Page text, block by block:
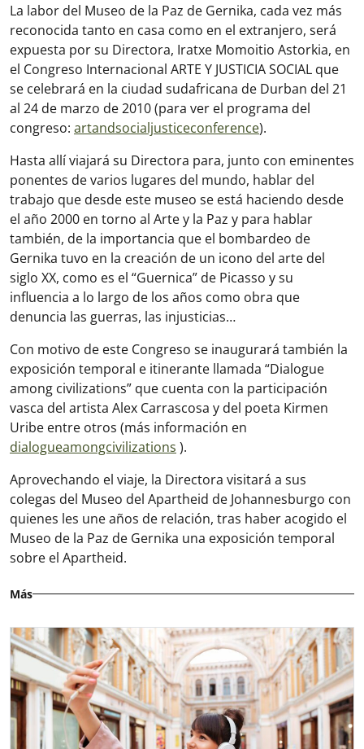
La labor del Museo de la Paz de Gernika, cada vez más
reconocida tanto en casa como en el extranjero, será
expuesta por su Directora, Iratxe Momoitio Astorkia, en
el Congreso Internacional ARTE Y JUSTICIA SOCIAL que
se celebrará en la ciudad sudafricana de Durban del 21
al 24 de marzo de 2010 (para ver el programa del
congreso: artandsocialjusticeconference).
Hasta allí viajará su Directora para, junto con eminentes
ponentes de varios lugares del mundo, hablar del
trabajo que desde este museo se está haciendo desde
el año 2000 en torno al Arte y la Paz y para hablar
también, de la importancia que el bombardeo de
Gernika tuvo en la creación de un icono del arte del
siglo XX, como es el “Guernica” de Picasso y su
influencia a lo largo de los años como obra que
denuncia las guerras, las injusticias…
Con motivo de este Congreso se inaugurará también la
exposición temporal e itinerante llamada “Dialogue
among civilizations” que cuenta con la participación
vasca del artista Alex Carrascosa y del poeta Kirmen
Uribe entre otros (más información en
dialogueamongcivilizations ).
Aprovechando el viaje, la Directora visitará a sus
colegas del Museo del Apartheid de Johannesburgo con
quienes les une años de relación, tras haber acogido el
Museo de la Paz de Gernika una exposición temporal
sobre el Apartheid.
Más